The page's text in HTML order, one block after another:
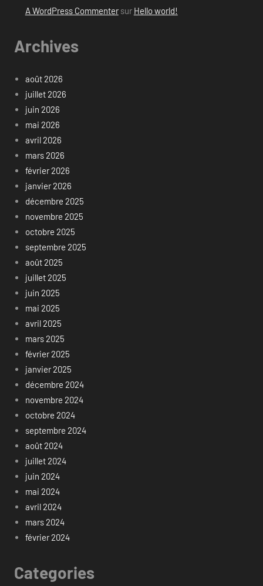
A WordPress Commentersur Hello world!
Archives
août 2026
juillet 2026
juin 2026
mai 2026
avril 2026
mars 2026
février 2026
janvier 2026
décembre 2025
novembre 2025
octobre 2025
septembre 2025
août 2025
juillet 2025
juin 2025
mai 2025
avril 2025
mars 2025
février 2025
janvier 2025
décembre 2024
novembre 2024
octobre 2024
septembre 2024
août 2024
juillet 2024
juin 2024
mai 2024
avril 2024
mars 2024
février 2024
Categories